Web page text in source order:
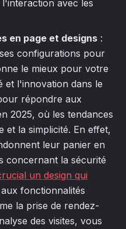
avec les
en page et designs :
configurations pour
le mieux pour votre
et l'innovation dans le
répondre aux
2025, où les tendances
et la simplicité. En effet,
leur panier en
concernant la sécurité
un design qui
fonctionnalités
la prise de rendez-
des visites, vous